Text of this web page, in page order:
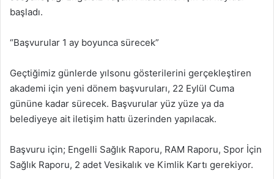
başladı.
“Başvurular 1 ay boyunca sürecek”
Geçtiğimiz günlerde yılsonu gösterilerini gerçekleştiren
akademi için yeni dönem başvuruları, 22 Eylül Cuma
gününe kadar sürecek. Başvurular yüz yüze ya da
belediyeye ait iletişim hattı üzerinden yapılacak.
Başvuru için; Engelli Sağlık Raporu, RAM Raporu, Spor İçin
Sağlık Raporu, 2 adet Vesikalık ve Kimlik Kartı gerekiyor.